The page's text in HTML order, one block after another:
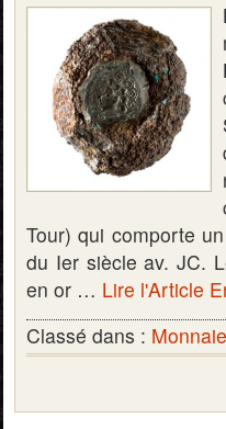
Tour) qui comporte
du Ier siècle av. JC.
en or … Lire l'Article
Classé dans :